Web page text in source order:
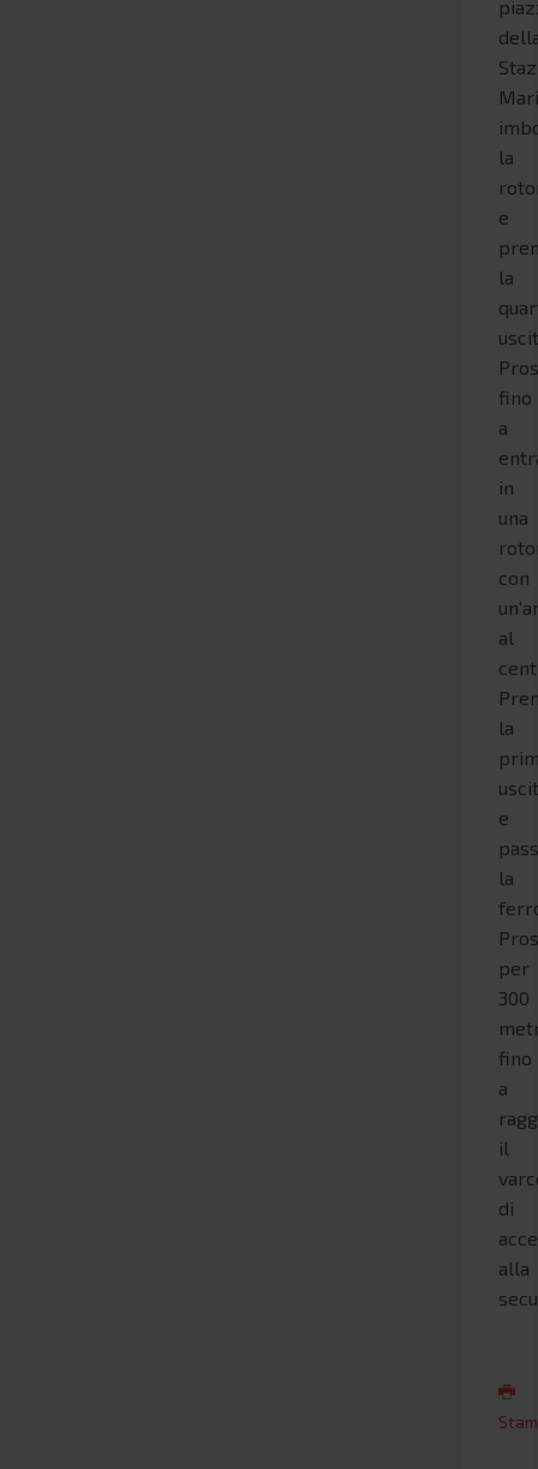
la
e
la
fino
a
in
una
con
al
la
e
la
per
300
fino
a
il
di
alla